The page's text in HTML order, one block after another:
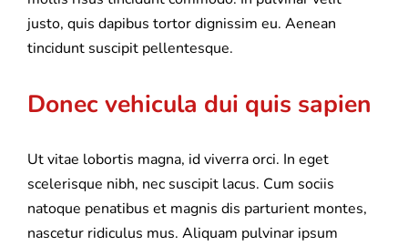
justo, quis dapibus tortor dignissim eu. Aenean
tincidunt suscipit pellentesque.
Donec vehicula dui quis sapien
Ut vitae lobortis magna, id viverra orci. In eget
scelerisque nibh, nec suscipit lacus. Cum sociis
natoque penatibus et magnis dis parturient montes,
nascetur ridiculus mus. Aliquam pulvinar ipsum